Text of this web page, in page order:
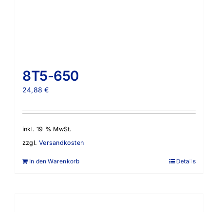
8T5-650
24,88€
inkl. 19 % MwSt.
zzgl.Versandkosten
In den Warenkorb Details